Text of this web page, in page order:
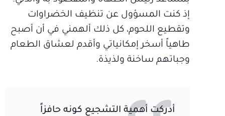
إذ كنت المسؤول عن تنظيف الخضراوات
وتقطيع اللحوم، كل ذلك ألهمني في أن أصبح
طاهياً أسخر إمكانياتي وأقدم لعشاق الطعام
وجباتهم ساخنة ولذيذة.
أدركت أهمية التشجيع كونه حافزاً